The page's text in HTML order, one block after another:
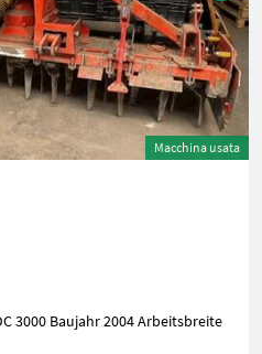
Macchina usata
3000 Baujahr 2004 Arbeitsbreite